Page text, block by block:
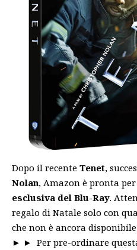
Dopo il recente Tenet,
Nolan, Amazon è pronta
esclusiva del Blu-Ray.
regalo di Natale solo con
che non è ancora disponibile
► ► Per pre-ordinare